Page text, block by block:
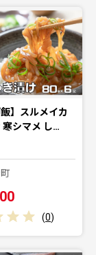
飯】スルメイカ
寒シマメ し…
(0)